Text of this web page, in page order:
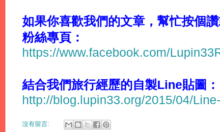
如果你喜歡我們的文章，幫忙按個
粉絲專頁：
https://www.facebook.com/
結合我們旅行經歷的自製Line貼圖：
http://blog.lupin33.org/2015/04/
沒有留言: